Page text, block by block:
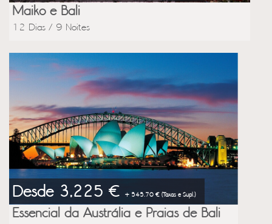
Maiko e Bali
12 Dias / 9 Noites
Desde 3,225 € + 545.70 € (Taxas e Supl.)
Essencial da Austrália e Praias de Bali